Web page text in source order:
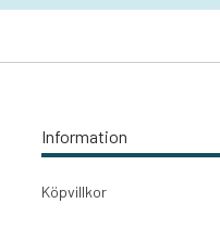
Information
Köpvillkor